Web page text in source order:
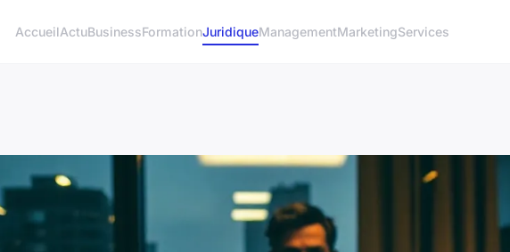
AccueilActuBusinessFormationJuridiqueManagementMarketingServices